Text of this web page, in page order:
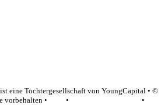
eine Tochtergesellschaft von YoungCapital • ©
vorbehalten •
•
•